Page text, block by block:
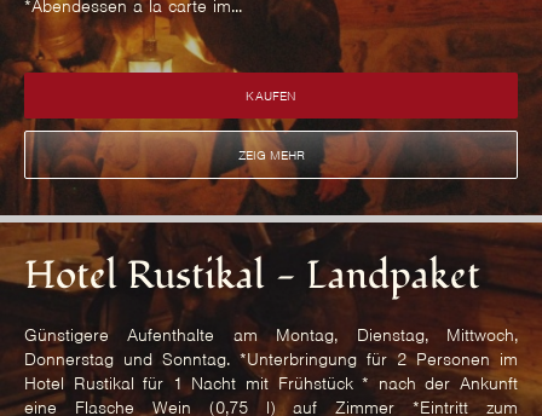
*Abendessen a la carte im...
KAUFEN
ZEIG MEHR
Hotel Rustikal - Landpaket
Günstigere Aufenthalte am Montag, Dienstag, Mittwoch,
Donnerstag und Sonntag. *Unterbringung für 2 Personen im
Hotel Rustikal für 1 Nacht mit Frühstück * nach der Ankunft
eine Flasche Wein (0,75 l) auf Zimmer *Eintritt zum